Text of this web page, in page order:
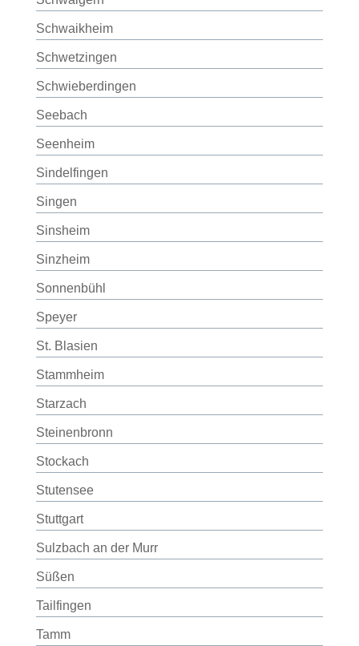
Schwaikheim
Schwetzingen
Schwieberdingen
Seebach
Seenheim
Sindelfingen
Singen
Sinsheim
Sinzheim
Sonnenbühl
Speyer
St. Blasien
Stammheim
Starzach
Steinenbronn
Stockach
Stutensee
Stuttgart
Sulzbach an der Murr
Süßen
Tailfingen
Tamm